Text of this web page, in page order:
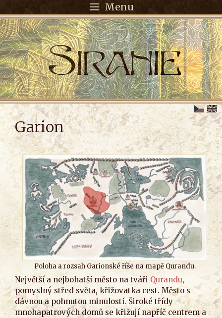
Menu
Garion
Poloha a rozsah Garionské říše na mapě Qurandu.
Největší a nejbohatší město na tváři Qurandu,
pomyslný střed světa, křižovatka cest. Město s
dávnou a pohnutou minulostí. Široké třídy
mnohapatrových domů se křižují napříč centrem a